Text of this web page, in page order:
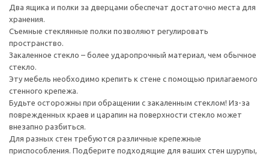
Два ящика и полки за дверцами обеспечат достаточно места для
хранения.
Съемные стеклянные полки позволяют регулировать
пространство.
Закаленное стекло – более ударопрочный материал, чем обычное
стекло.
Эту мебель необходимо крепить к стене с помощью прилагаемого
стенного крепежа.
Будьте осторожны при обращении с закаленным стеклом! Из-за
поврежденных краев и царапин на поверхности стекло может
внезапно разбиться.
Для разных стен требуются различные крепежные
приспособления. Подберите подходящие для ваших стен шурупы,